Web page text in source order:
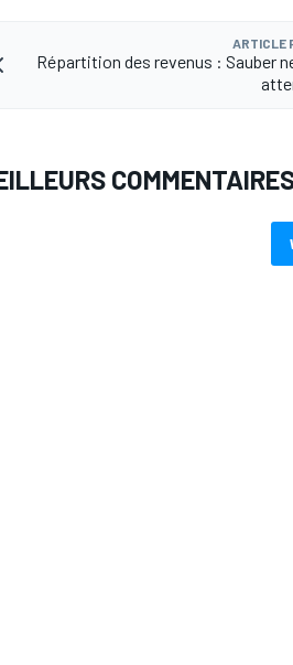
ARTICLE
Répartition des revenus : Sauber